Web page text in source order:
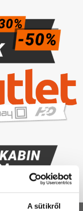
A sütikről